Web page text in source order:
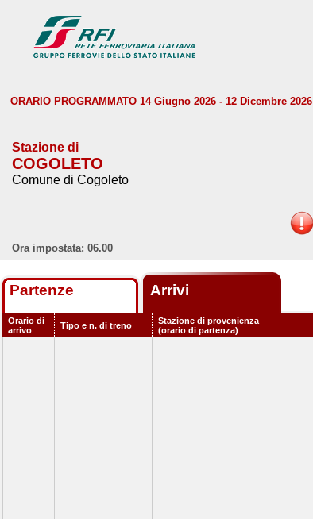
ORARIO PROGRAMMATO 14 Giugno 2026 - 12 Dicembre 2026
Stazione di
COGOLETO
Comune di Cogoleto
Ora impostata: 06.00
Partenze Arrivi
Orario di
arrivo
Tipo e n. di treno
Stazione di provenienza
(orario di partenza)